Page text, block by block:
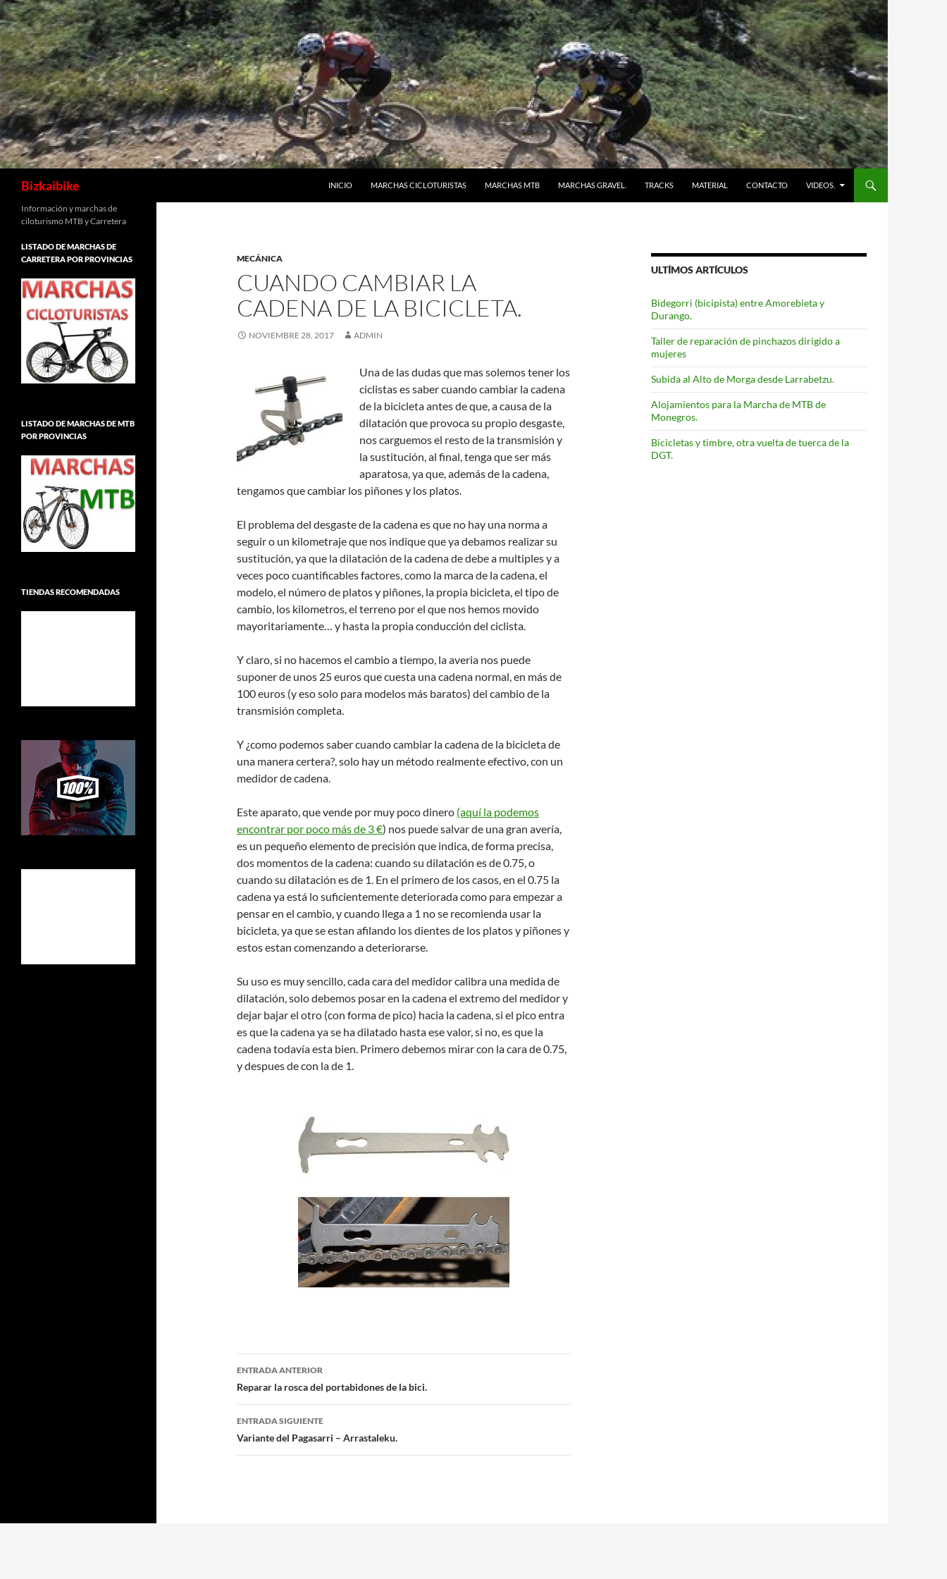
Bizkaibike
INICIO
MARCHAS CICLOTURISTAS MARCHAS MTB MARCHAS GRAVEL. TRACKS MATERIAL CONTACTO VIDEOS.
MECÁNICA
CUANDO CAMBIAR LA
CADENA DE LA BICICLETA.
NOVIEMBRE 28, 2017 ADMIN
Una de las dudas que mas solemos tener los
ciclistas es saber cuando cambiar la cadena
de la bicicleta antes de que, a causa de la
dilatación que provoca su propio desgaste,
nos carguemos el resto de la transmisión y
la sustitución, al final, tenga que ser más
aparatosa, ya que, además de la cadena,
tengamos que cambiar los piñones y los platos.
El problema del desgaste de la cadena es que no hay una norma a
seguir o un kilometraje que nos indique que ya debamos realizar su
sustitución, ya que la dilatación de la cadena de debe a multiples y a
veces poco cuantificables factores, como la marca de la cadena, el
modelo, el número de platos y piñones, la propia bicicleta, el tipo de
cambio, los kilometros, el terreno por el que nos hemos movido
mayoritariamente… y hasta la propia conducción del ciclista.
Y claro, si no hacemos el cambio a tiempo, la averia nos puede
suponer de unos 25 euros que cuesta una cadena normal, en más de
100 euros (y eso solo para modelos más baratos) del cambio de la
transmisión completa.
Y ¿como podemos saber cuando cambiar la cadena de la bicicleta de
una manera certera?, solo hay un método realmente efectivo, con un
medidor de cadena.
Este aparato, que vende por muy poco dinero (aquí la podemos
encontrar por poco más de 3 €) nos puede salvar de una gran avería,
es un pequeño elemento de precisión que indica, de forma precisa,
dos momentos de la cadena: cuando su dilatación es de 0.75, o
cuando su dilatación es de 1. En el primero de los casos, en el 0.75 la
cadena ya está lo suficientemente deteriorada como para empezar a
pensar en el cambio, y cuando llega a 1 no se recomienda usar la
bicicleta, ya que se estan afilando los dientes de los platos y piñones y
estos estan comenzando a deteriorarse.
Su uso es muy sencillo, cada cara del medidor calibra una medida de
dilatación, solo debemos posar en la cadena el extremo del medidor y
dejar bajar el otro (con forma de pico) hacia la cadena, si el pico entra
es que la cadena ya se ha dilatado hasta ese valor, si no, es que la
cadena todavía esta bien. Primero debemos mirar con la cara de 0.75,
y despues de con la de 1.
Navegación
de
entradas
ENTRADA ANTERIOR
Reparar la rosca del portabidones de la bici.
ENTRADA SIGUIENTE
Variante del Pagasarri – Arrastaleku.
ULTÍMOS ARTÍCULOS
Bidegorri (bicipista) entre Amorebieta y
Durango.
Taller de reparación de pinchazos dirigido a
mujeres
Subida al Alto de Morga desde Larrabetzu.
Alojamientos para la Marcha de MTB de
Monegros.
Bicicletas y timbre, otra vuelta de tuerca de la
DGT.
Información y marchas de
ciloturismo MTB y Carretera
LISTADO DE MARCHAS DE
CARRETERA POR PROVINCIAS
LISTADO DE MARCHAS DE MTB
POR PROVINCIAS
TIENDAS RECOMENDADAS